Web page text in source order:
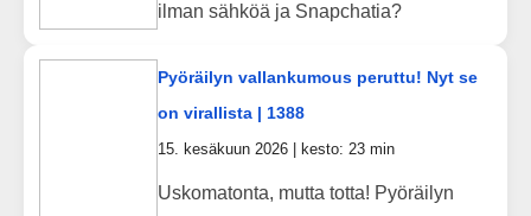
ilman sähköä ja Snapchatia?
Pyöräilyn vallankumous peruttu! Nyt se
on virallista | 1388
15. kesäkuun 2026 | kesto: 23 min
Uskomatonta, mutta totta! Pyöräilyn